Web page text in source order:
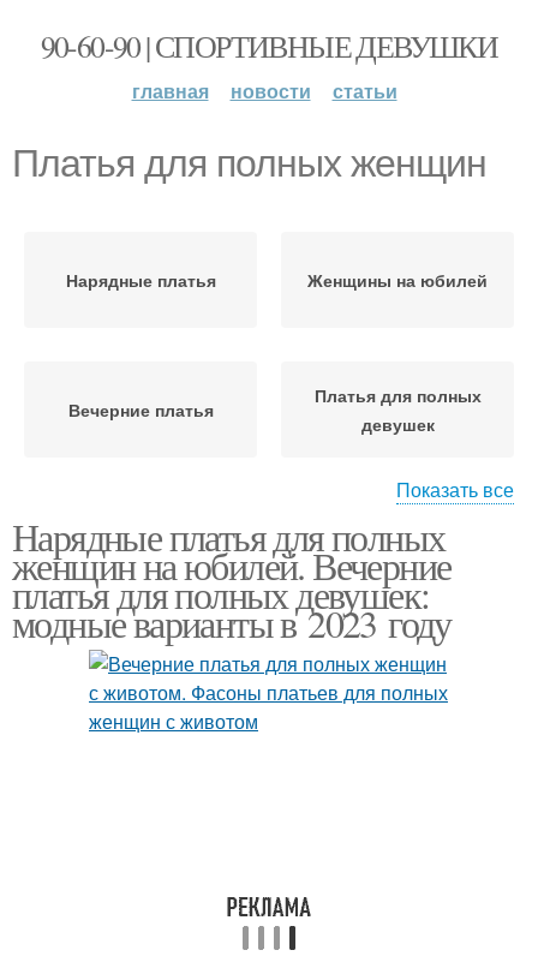
90-60-90 | СПОРТИВНЫЕ ДЕВУШКИ
главная новости статьи
Платья для полных женщин
Нарядные платья Женщины на юбилей
Вечерние платья
Платья для полных
девушек
Женщины с животом
женщины
Платья для полных и Полные женщины
Показать все
Нарядные платья для полных
женщин на юбилей. Вечерние
платья для полных девушек:
модные варианты в 2023 году